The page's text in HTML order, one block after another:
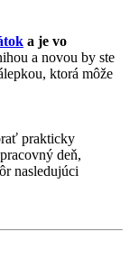
a je vo
a novou by ste
ktorá môže
prakticky
deň,
nasledujúci